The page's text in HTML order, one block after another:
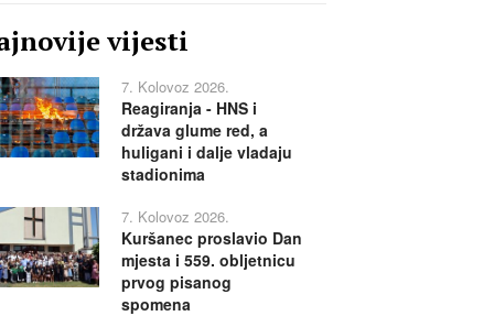
vijesti
7. Kolovoz 2026.
Reagiranja - HNS i
država glume red, a
huligani i dalje vladaju
stadionima
7. Kolovoz 2026.
Kuršanec proslavio Dan
mjesta i 559. obljetnicu
prvog pisanog
spomena